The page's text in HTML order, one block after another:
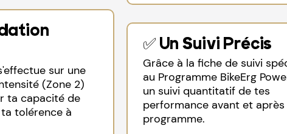
sur une
(Zone 2)
ta capacité de
tolérence à
✅ Un Suivi Précis
Grâce à la fiche de suivi
au Programme BikeErg
un suivi quantitatif de tes
performance avant et après
programme.